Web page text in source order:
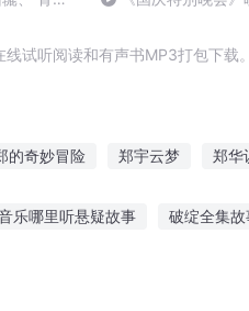
试听阅读和有声书MP3打包下载。
的奇妙冒险 郑宇云梦 郑华
乐哪里听悬疑故事 破绽全集